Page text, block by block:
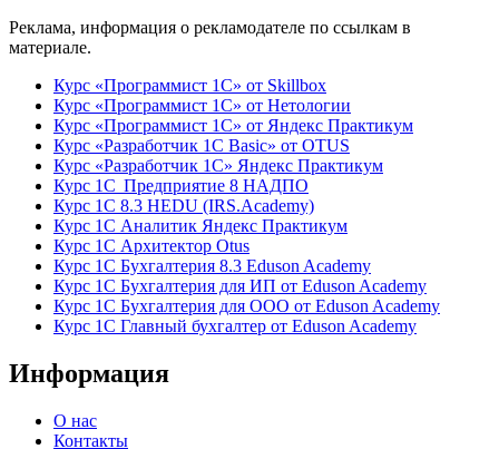
Реклама, информация о рекламодателе по ссылкам в
материале.
Курс «Программист 1С» от Skillbox
Курс «Программист 1С» от Нетологии
Курс «Программист 1С» от Яндекс Практикум
Курс «Разработчик 1С Basic» от OTUS
Курс «Разработчик 1С» Яндекс Практикум
Курс 1С Предприятие 8 НАДПО
Курс 1С 8.3 HEDU (IRS.Academy)
Курс 1С Аналитик Яндекс Практикум
Курс 1С Архитектор Otus
Курс 1С Бухгалтерия 8.3 Eduson Academy
Курс 1С Бухгалтерия для ИП от Eduson Academy
Курс 1С Бухгалтерия для ООО от Eduson Academy
Курс 1С Главный бухгалтер от Eduson Academy
Информация
О нас
Контакты